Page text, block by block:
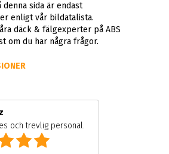
sida är endast
enligt vår bildatalista.
däck & fälgexperter på ABS
om du har några frågor.
och trevlig personal.